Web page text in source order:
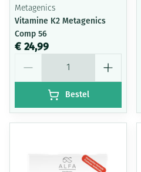
Metagenics
Vitamine K2 Metagenics
Comp 56
€ 24,99
Bestel